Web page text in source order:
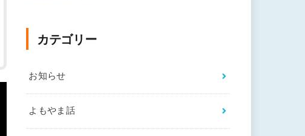
カテゴリー
お知らせ
よもやま話